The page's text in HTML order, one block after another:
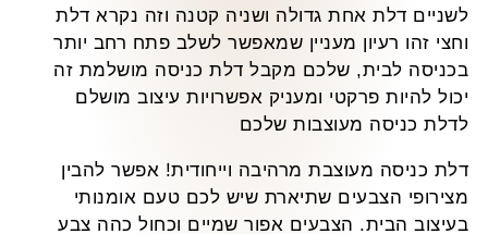
לשניים דלת אחת גדולה ושניה קטנה וזה נקרא דלת
וחצי זהו רעיון מעניין שמאפשר לשלב פתח רחב יותר
בכניסה לבית, שלכם מקבל דלת כניסה מושלמת זה
יכול להיות פרקטי ומעניק אפשרויות עיצוב מושלם
לדלת כניסה מעוצבות שלכם
דלת כניסה מעוצבת מרהיבה וייחודית! אפשר להבין
מצירופי הצבעים שתיארת שיש לכם טעם אומנותי
בעיצוב הבית. הצבעים אפור שמיים וכחול כהה צבע